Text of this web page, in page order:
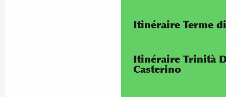
Itinéraire Terme
Itinéraire Trinità
Casterino